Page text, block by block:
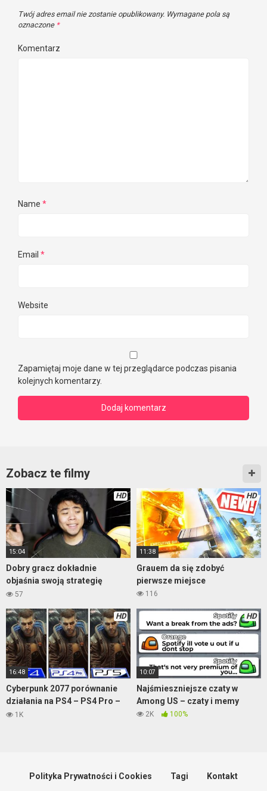
Twój adres email nie zostanie opublikowany. Wymagane pola są
oznaczone *
Komentarz
Name *
Email *
Website
Zapamiętaj moje dane w tej przeglądarce podczas pisania
kolejnych komentarzy.
Zobacz te filmy
HD
15:04
Dobry gracz dokładnie
objaśnia swoją strategię
rozgrywki – Warzone
57
HD
11:38
Grauem da się zdobyć
pierwsze miejsce
116
HD
16:48
Cyberpunk 2077 porównanie
działania na PS4 – PS4 Pro –
PS5
1K
HD
10:07
Najśmieszniejsze czaty w
Among US – czaty i memy
2K 100%
Polityka Prywatności i Cookies Tagi Kontakt